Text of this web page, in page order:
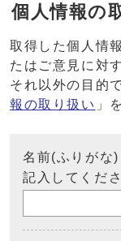
個人情報の
取得した個人情
たはご意見に対
それ以外の目的
報の取り扱い 」
名前(ふりが
記入してくだ